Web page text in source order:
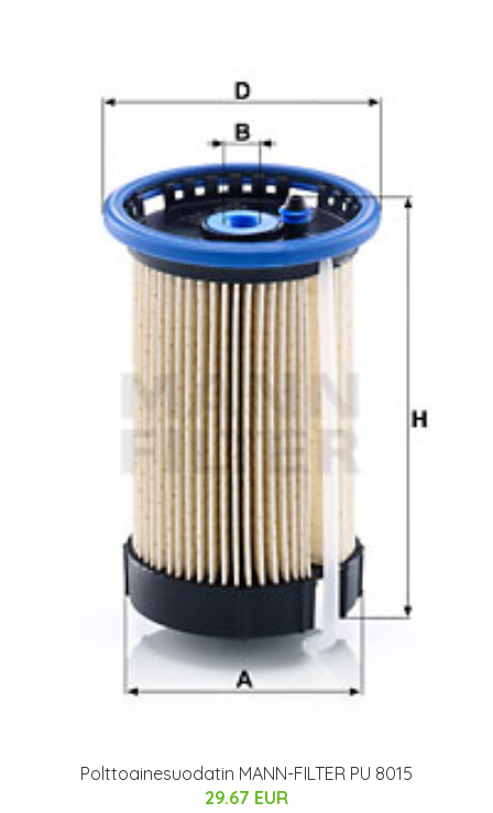
Polttoainesuodatin MANN-FILTER PU 8015
29.67 EUR